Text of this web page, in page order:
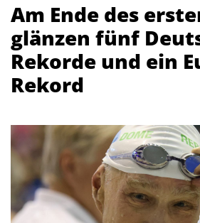
Am Ende des
glänzen fünf
Rekorde und ein
Rekord
Wasserball
Synchronschwimmen
Masterssport
Kontakt
Korbacher Straße 93
D-34132 Kassel
Fax: +49 561 94083-15
info@dsv.de